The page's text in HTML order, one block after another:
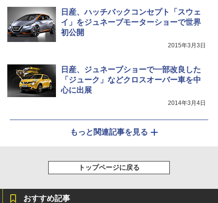
日産、ハッチバックコンセプト「スウェ
イ」をジュネーブモーターショーで世界
初公開
2015年3月3日
日産、ジュネーブショーで一部改良した
「ジューク」などクロスオーバー車を中
心に出展
2014年3月4日
もっと関連記事を見る
トップページに戻る
おすすめ記事